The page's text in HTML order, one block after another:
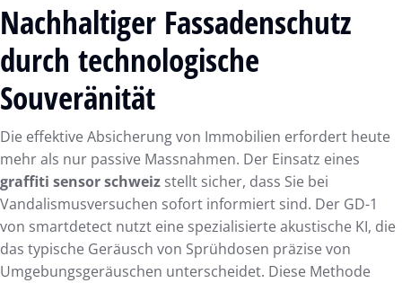
Nachhaltiger Fassadenschutz
durch technologische
Souveränität
Die effektive Absicherung von Immobilien erfordert heute
mehr als nur passive Massnahmen. Der Einsatz eines
graffiti sensor schweiz stellt sicher, dass Sie bei
Vandalismusversuchen sofort informiert sind. Der GD-1
von smartdetect nutzt eine spezialisierte akustische KI, die
das typische Geräusch von Sprühdosen präzise von
Umgebungsgeräuschen unterscheidet. Diese Methode